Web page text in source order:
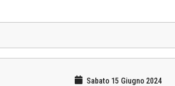
Sabato 15 Giugno 2024